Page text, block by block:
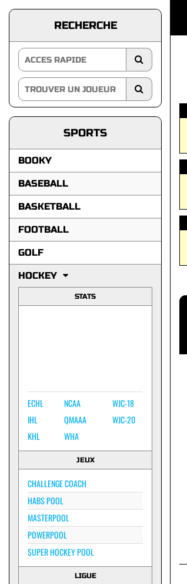
RECHERCHE
SPORTS
BOOKY
BASEBALL
BASKETBALL
FOOTBALL
GOLF
HOCKEY
STATS
ECHL
IHL
KHL
NCAA
QMAAA
WHA
WJC-18
WJC-20
JEUX
CHALLENGE COACH
HABS POOL
MASTERPOOL
POWERPOOL
SUPER HOCKEY POOL
LIGUE